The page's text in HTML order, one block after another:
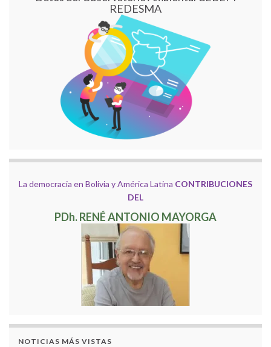
REDESMA
La democracia en Bolivia y América Latina CONTRIBUCIONES
DEL
PDh. RENÉ ANTONIO MAYORGA
NOTICIAS MÁS VISTAS